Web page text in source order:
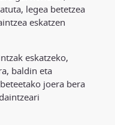
legea betetzea
eskatzen
eskatzeko,
baldin eta
joera bera